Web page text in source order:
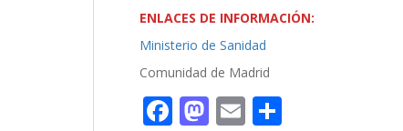
ENLACES DE INFORMACIÓN:
Ministerio de Sanidad
Comunidad de Madrid
F M E